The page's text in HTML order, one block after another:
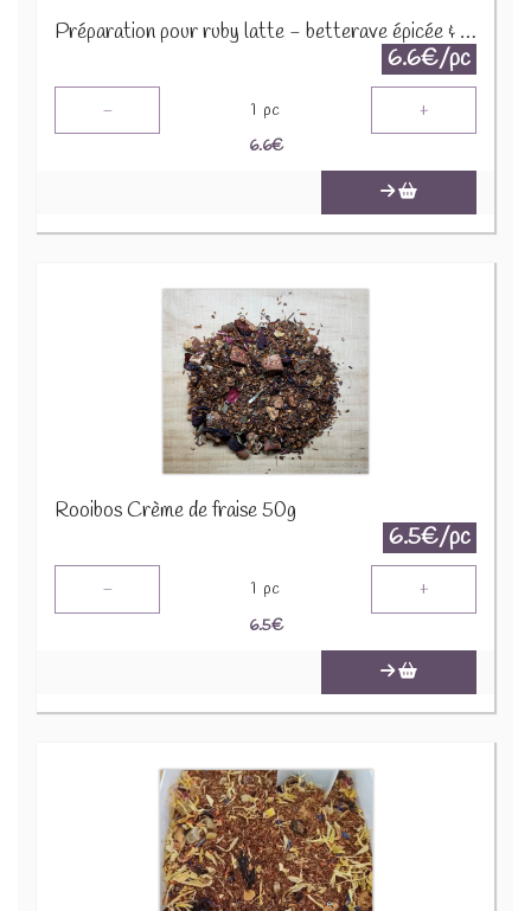
Préparation pour ruby latte - betterave épicée & vanille 30g
6.6€/pc
- 1 pc +
6.6€
Rooibos Crème de fraise 50g
6.5€/pc
- 1 pc +
6.5€